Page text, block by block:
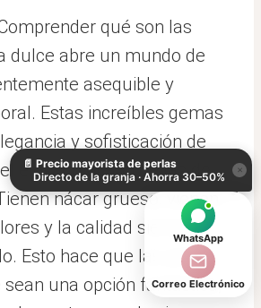
Comprender qué son las
dulce abre un mundo de
asequible y
Estas increíbles gemas
y sofisticación de
elevado precio de las de
nácar grueso, vienen
y la calidad siempre
Esto hace que las perlas
una opción fantástica,
📄 Precio mayorista de perlas
Directo de la granja · Ahorra 30–50%
×
WhatsApp
Correo Electrónico